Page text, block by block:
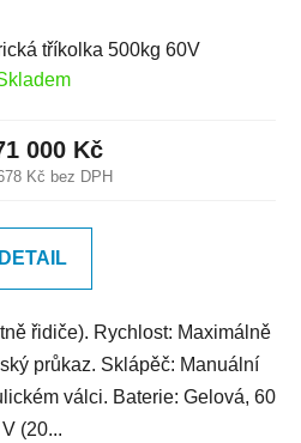
tříkolka 500kg 60V
Kč bez DPH
000 Kč
DETAIL
řidiče). Rychlost: Maximálně
průkaz. Sklápěč: Manuální
válci. Baterie: Gelová, 60
V (20...